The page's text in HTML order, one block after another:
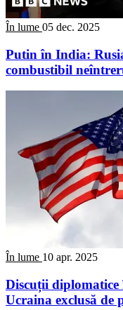
În lume 05 dec. 2025
Putin în India:
combustibil
În lume 10 apr. 2025
Discuții
Ucraina exclusă de